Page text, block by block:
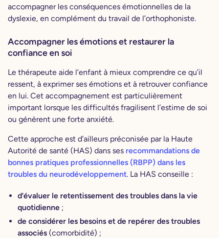
accompagner les conséquences émotionnelles de la
dyslexie, en complément du travail de l’orthophoniste.
Accompagner les émotions et restaurer la
confiance en soi
Le thérapeute aide l’enfant à mieux comprendre ce qu’il
ressent, à exprimer ses émotions et à retrouver confiance
en lui. Cet accompagnement est particulièrement
important lorsque les difficultés fragilisent l’estime de soi
ou génèrent une forte anxiété.
Cette approche est d’ailleurs préconisée par la Haute
Autorité de santé (HAS) dans ses recommandations de
bonnes pratiques professionnelles (RBPP) dans les
troubles du neurodéveloppement. La HAS conseille :
d’évaluer le retentissement des troubles dans la vie
quotidienne ;
de considérer les besoins et de repérer des troubles
associés (comorbidité) ;